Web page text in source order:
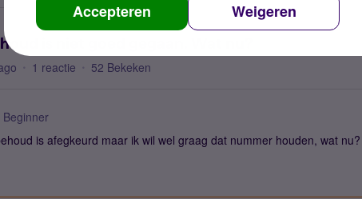
Accepteren Weigeren
is niet goed gegaan. Wat nu?
1 reactie 52 Bekeken
Beginner
is afegkeurd maar ik wil wel graag dat nummer houden, wat nu?